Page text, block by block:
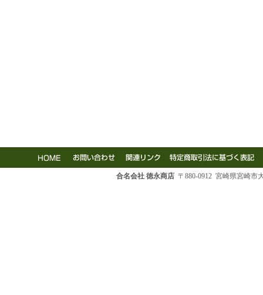
合名会社 徳永商店〒880-0912 宮崎県宮崎市